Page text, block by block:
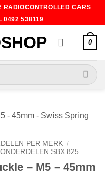
RADIOCONTROLLED CARS
0492 538119
0
PER MERK /
ONDERDELEN SBX 825
– M5 – 45mm